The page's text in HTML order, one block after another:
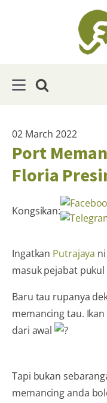
02 March 2022
Port
Floria
Kongsikan:
Ingatkan Putrajaya
masuk pejabat
Baru tau rupanya
memancing tau.
dari awal
Tapi bukan
memancing anda